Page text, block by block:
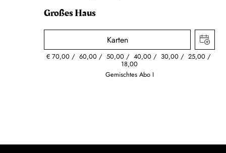
Großes Haus
Karten
€ 70,00 60,00 50,00 40,00 30,00 25,00
18,00
Gemischtes Abo I